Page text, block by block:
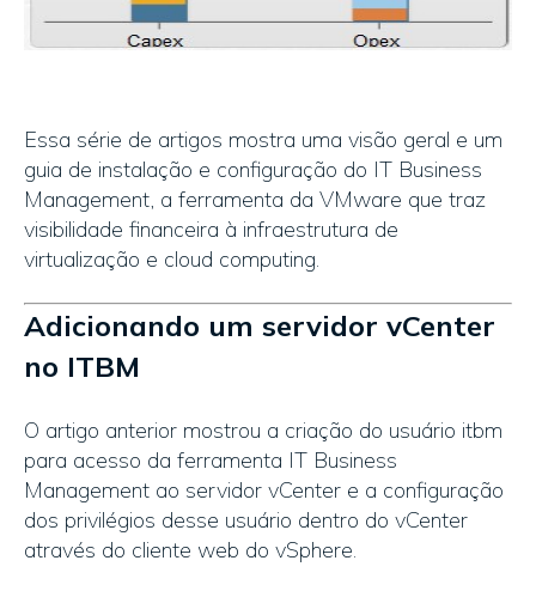
Essa série de artigos mostra uma visão geral e um
guia de instalação e configuração do IT Business
Management, a ferramenta da VMware que traz
visibilidade financeira à infraestrutura de
virtualização e cloud computing.
Adicionando um servidor vCenter
no ITBM
O artigo anterior mostrou a criação do usuário itbm
para acesso da ferramenta IT Business
Management ao servidor vCenter e a configuração
dos privilégios desse usuário dentro do vCenter
através do cliente web do vSphere.